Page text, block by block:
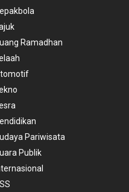
Ramadhan
Pariwisata
Publik